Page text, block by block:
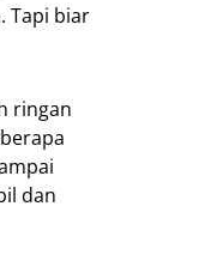
Tapi biar
ringan
dan